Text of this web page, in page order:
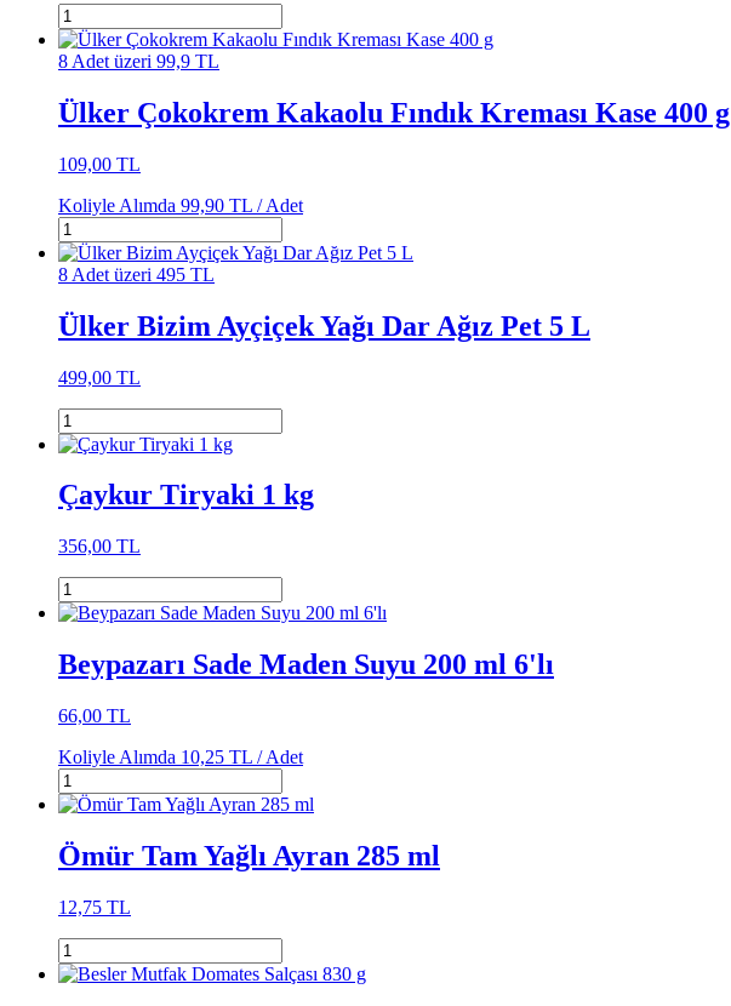
8 Adet üzeri 99,9 TL
Ülker Çokokrem Kakaolu Fındık Kreması Kase 400 g
109,00 TL
Koliyle Alımda 99,90 TL /Adet
8 Adet üzeri 495 TL
Ülker Bizim Ayçiçek Yağı Dar Ağız Pet 5 L
499,00 TL
Çaykur Tiryaki 1 kg
356,00 TL
Beypazarı Sade Maden Suyu 200 ml 6'lı
66,00 TL
Koliyle Alımda 10,25 TL /Adet
Ömür Tam Yağlı Ayran 285 ml
12,75 TL